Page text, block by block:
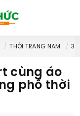
THỜI TRANG NAM 3
cùng áo
phố thời